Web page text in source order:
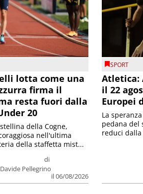
lotta come una
firma il
resta fuori dalla
20
di
Davide Pellegrino
il 06/08/2026
della Cogne,
nell'ultima
della staffetta mist...
SPORT
Atletica:
il 22
Europei
La
pedana del
reduci